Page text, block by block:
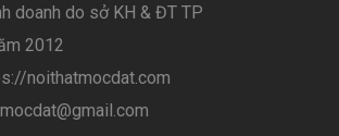
doanh do sở KH & ĐT TP
2012
noithatmocdat.com